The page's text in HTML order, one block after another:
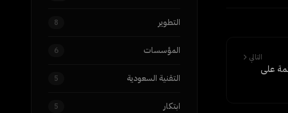
التالي
على
التطوير 8
المؤسسات 6
التقنية السعودية 5
ابتكار 5